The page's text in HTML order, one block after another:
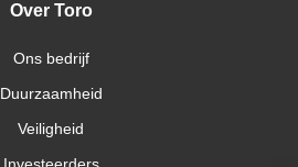
Over Toro
Ons bedrijf
Duurzaamheid
Veiligheid